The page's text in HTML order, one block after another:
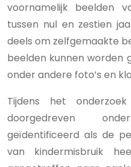
voornamelijk beelden
tussen nul en zestien
deels om zelfgemaakte
beelden kunnen worden
onder andere foto’s en
Tijdens het
doorgedreven
geïdentificeerd als de
van kindermisbruik